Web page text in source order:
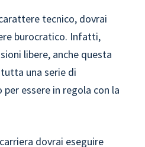
tecnico, dovrai
burocratico. Infatti,
libere, anche questa
una serie di
essere in regola con la
dovrai eseguire